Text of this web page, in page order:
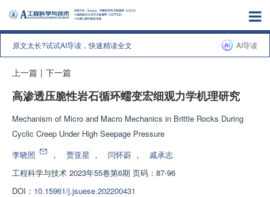
原文太长?试试AI导读，快速精读全文 AI导读
上一篇 | 下一篇
高渗透压脆性岩石循环蠕变宏细观力学机理研究
Mechanism of Micro and Macro Mechanics in Brittle Rocks During
Cyclic Creep Under High Seepage Pressure
李晓照
， 贾亚星 ， 闫怀蔚 ，
戚承志
工程科学与技术 2023年55卷第6期 页码：87-96
DOI： 10.15961/j.jsuese.202200431